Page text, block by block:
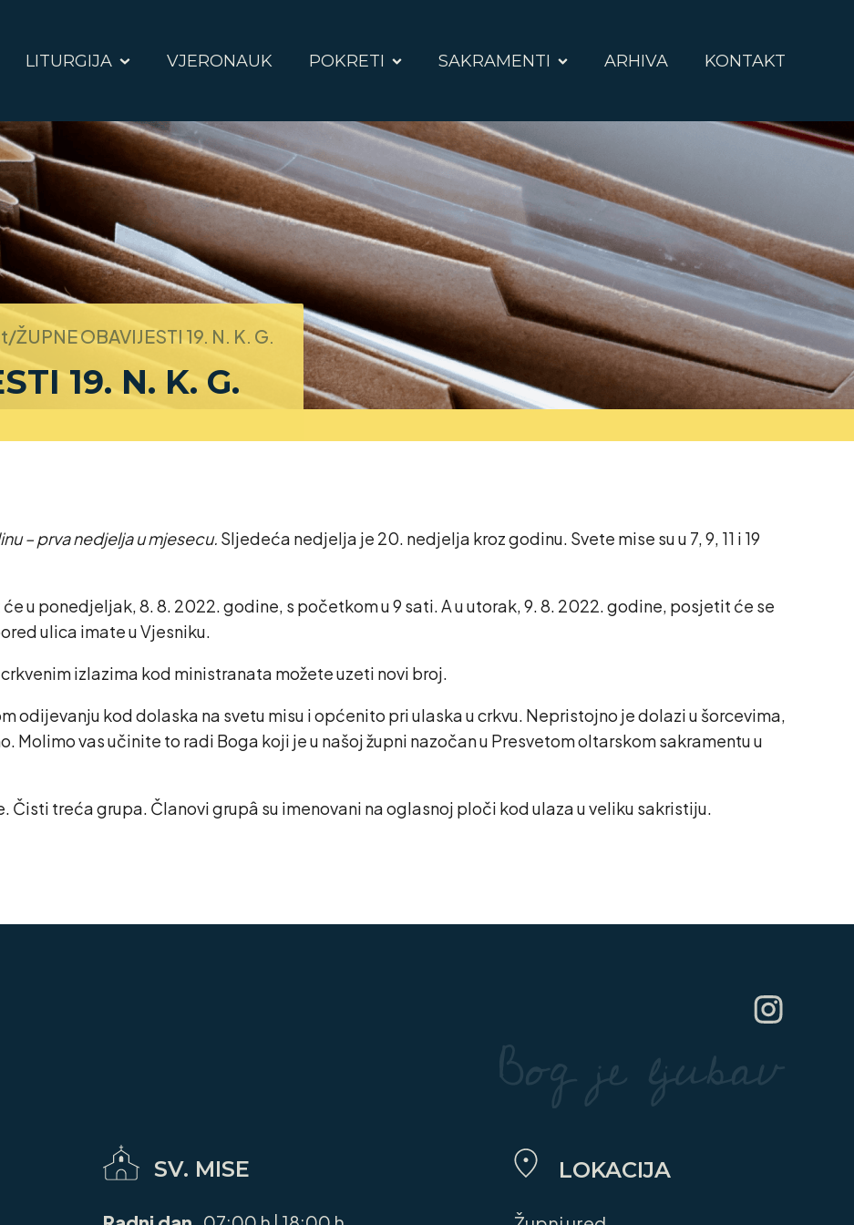
LITURGIJA VJERONAUK POKRETI SAKRAMENTI ARHIVA KONTAKT
ŽUPNE OBAVIJESTI 19. N. K. G.
19. N. K. G.
– prva nedjelja u mjesecu. Sljedeća nedjelja je 20. nedjelja kroz godinu. Svete mise su u 7, 9, 11 i 19
u ponedjeljak, 8. 8. 2022. godine, s početkom u 9 sati. A u utorak, 9. 8. 2022. godine, posjetit će se
ulica imate u Vjesniku.
crkvenim izlazima kod ministranata možete uzeti novi broj.
odijevanju kod dolaska na svetu misu i općenito pri ulaska u crkvu. Nepristojno je dolazi u šorcevima,
Molimo vas učinite to radi Boga koji je u našoj župni nazočan u Presvetom oltarskom sakramentu u
Čisti treća grupa. Članovi grupâ su imenovani na oglasnoj ploči kod ulaza u veliku sakristiju.
SV. MISE LOKACIJA